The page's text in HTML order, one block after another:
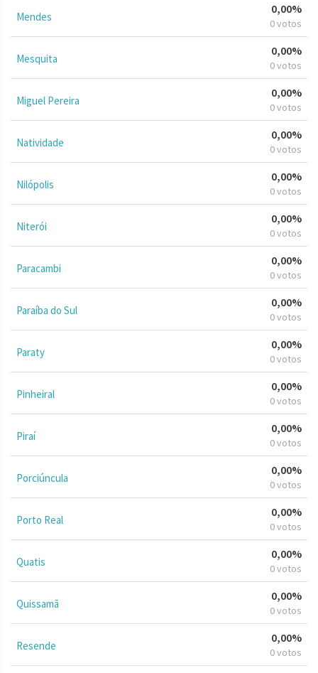
Mendes
0,00%
0 votos
Mesquita
0,00%
0 votos
Miguel Pereira
0,00%
0 votos
Natividade
0,00%
0 votos
Nilópolis
0,00%
0 votos
Niterói
0,00%
0 votos
Paracambi
0,00%
0 votos
Paraíba do Sul
0,00%
0 votos
Paraty
0,00%
0 votos
Pinheiral
0,00%
0 votos
Piraí
0,00%
0 votos
Porciúncula
0,00%
0 votos
Porto Real
0,00%
0 votos
Quatis
0,00%
0 votos
Quissamã
0,00%
0 votos
Resende
0,00%
0 votos